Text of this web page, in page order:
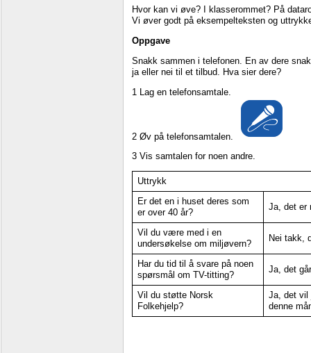
Hvor kan vi øve? I klasserommet? På
Vi øver godt på eksempelteksten og
Oppgave
Snakk sammen i telefonen. En av dere
ja eller nei til et tilbud. Hva sier dere?
1 Lag en telefonsamtale.
2 Øv på telefonsamtalen.
3 Vis samtalen for noen andre.
Uttrykk
Er det en i huset deres som
er over 40 år?
Ja, det er
Vil du være med i en
undersøkelse om miljøvern?
Nei takk,
Har du tid til å svare på noen
spørsmål om TV-titting?
Ja, det går
Vil du støtte Norsk
Folkehjelp?
Ja, det vil
denne